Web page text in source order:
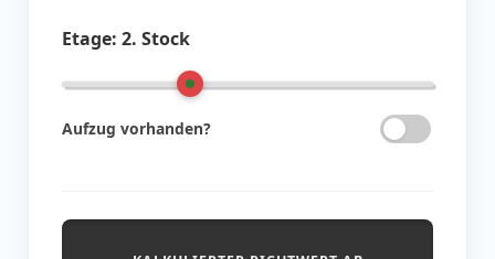
Etage: 2. Stock
Aufzug vorhanden?